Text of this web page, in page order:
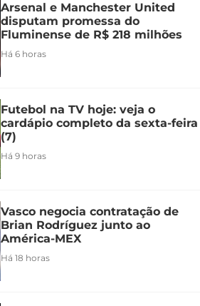
Arsenal e Manchester United
disputam promessa do
Fluminense de R$ 218 milhões
Há 6 horas
Futebol na TV hoje: veja o
cardápio completo da sexta-feira
(7)
Há 9 horas
Vasco negocia contratação de
Brian Rodríguez junto ao
América-MEX
Há 18 horas